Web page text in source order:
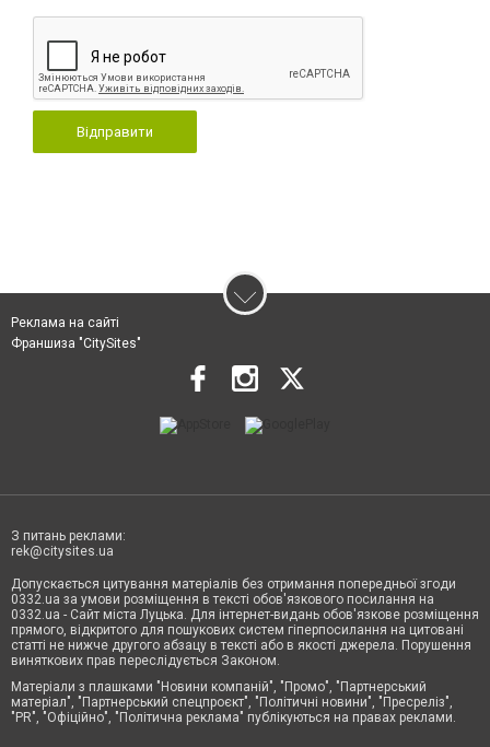
Відправити
Реклама на сайті
Франшиза "CitySites"
З питань реклами:
rek@citysites.ua
Допускається цитування матеріалів без отримання попередньої згоди
0332.ua за умови розміщення в тексті обов'язкового посилання на
0332.ua - Сайт міста Луцька. Для інтернет-видань обов'язкове розміщення
прямого, відкритого для пошукових систем гіперпосилання на цитовані
статті не нижче другого абзацу в тексті або в якості джерела. Порушення
виняткових прав переслідується Законом.
Матеріали з плашками "Новини компаній", "Промо", "Партнерський
матеріал", "Партнерський спецпроєкт", "Політичні новини", "Пресреліз",
"PR", "Офіційно", "Політична реклама" публікуються на правах реклами.